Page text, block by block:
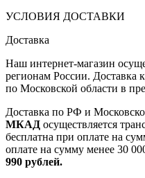
УСЛОВИЯ ДОСТАВКИ
Доставка
Наш интернет-магазин
регионам России. Доставка
по Московской области в
Доставка по РФ и
МКАД осуществляется
бесплатна при оплате на
оплате на сумму менее 30
990 рублей.